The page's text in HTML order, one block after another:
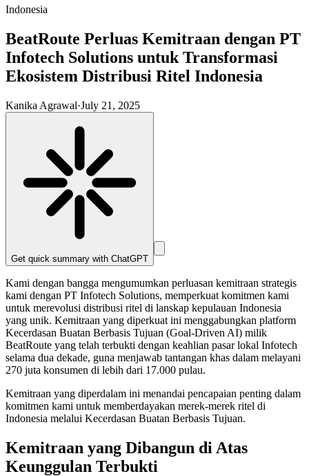
Indonesia
BeatRoute Perluas Kemitraan dengan PT
Infotech Solutions untuk Transformasi
Ekosistem Distribusi Ritel Indonesia
Kanika Agrawal·July 21, 2025
Get quick summary with ChatGPT
Kami dengan bangga mengumumkan perluasan kemitraan strategis
kami dengan PT Infotech Solutions, memperkuat komitmen kami
untuk merevolusi distribusi ritel di lanskap kepulauan Indonesia
yang unik. Kemitraan yang diperkuat ini menggabungkan platform
Kecerdasan Buatan Berbasis Tujuan (Goal-Driven AI) milik
BeatRoute yang telah terbukti dengan keahlian pasar lokal Infotech
selama dua dekade, guna menjawab tantangan khas dalam melayani
270 juta konsumen di lebih dari 17.000 pulau.
Kemitraan yang diperdalam ini menandai pencapaian penting dalam
komitmen kami untuk memberdayakan merek-merek ritel di
Indonesia melalui Kecerdasan Buatan Berbasis Tujuan.
Kemitraan yang Dibangun di Atas
Keunggulan Terbukti